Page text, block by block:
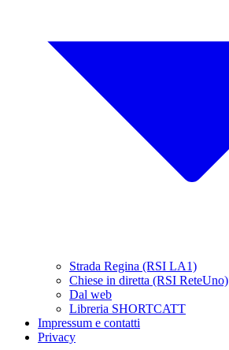
Strada Regina (RSI LA1)
Chiese in diretta (RSI ReteUno)
Dal web
Libreria SHORTCATT
Impressum e contatti
Privacy